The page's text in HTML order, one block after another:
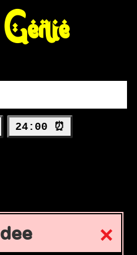
24:00 ⏰